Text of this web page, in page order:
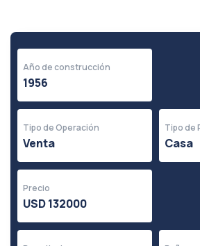
Tipo de Operación
Venta
Tipo de
Casa
Precio
USD 132000
Año de construcción
1956